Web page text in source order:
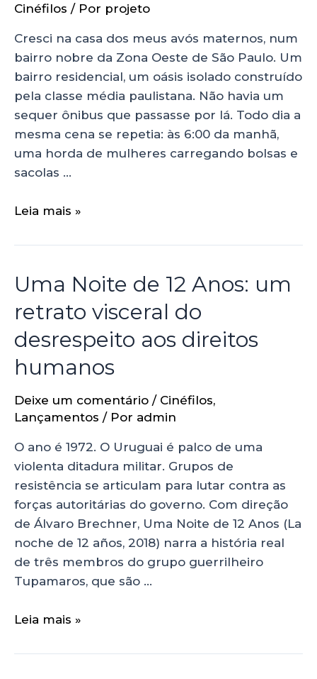
Cinéfilos / Por projeto
Cresci na casa dos meus avós maternos, num
bairro nobre da Zona Oeste de São Paulo. Um
bairro residencial, um oásis isolado construído
pela classe média paulistana. Não havia um
sequer ônibus que passasse por lá. Todo dia a
mesma cena se repetia: às 6:00 da manhã,
uma horda de mulheres carregando bolsas e
sacolas …
Leia mais »
Uma Noite de 12 Anos: um
retrato visceral do
desrespeito aos direitos
humanos
Deixe um comentário / Cinéfilos,
Lançamentos / Por admin
O ano é 1972. O Uruguai é palco de uma
violenta ditadura militar. Grupos de
resistência se articulam para lutar contra as
forças autoritárias do governo. Com direção
de Álvaro Brechner, Uma Noite de 12 Anos (La
noche de 12 años, 2018) narra a história real
de três membros do grupo guerrilheiro
Tupamaros, que são …
Leia mais »